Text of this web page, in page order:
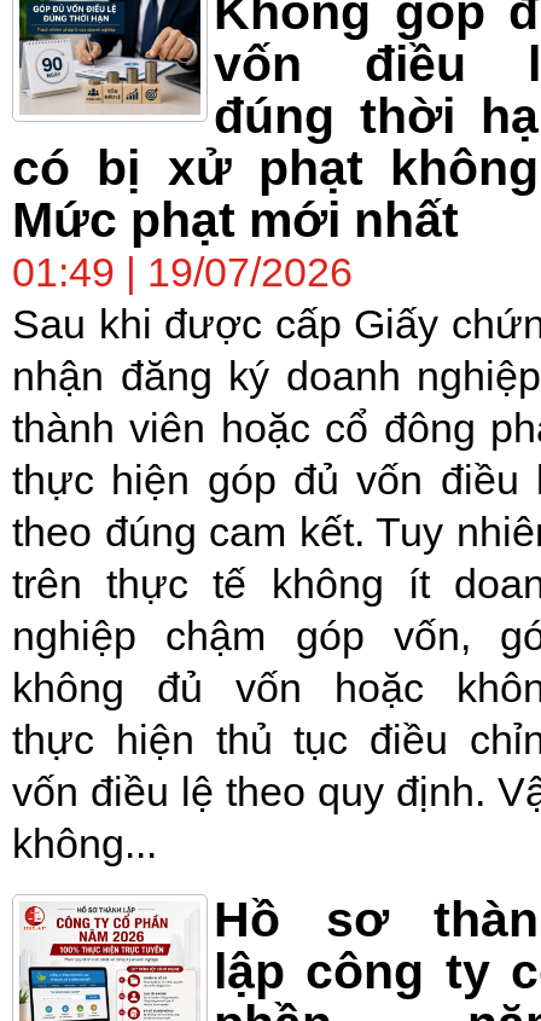
Không góp
vốn điều
đúng thời
có bị xử phạt
Mức phạt mới nhất
01:49 | 19/07/2026
Sau khi được cấp Giấy
nhận đăng ký doanh
thành viên hoặc cổ đông
thực hiện góp đủ vốn điều
theo đúng cam kết. Tuy
trên thực tế không ít
nghiệp chậm góp vốn,
không đủ vốn hoặc
thực hiện thủ tục điều
vốn điều lệ theo quy định.
không...
Hồ sơ
lập công ty